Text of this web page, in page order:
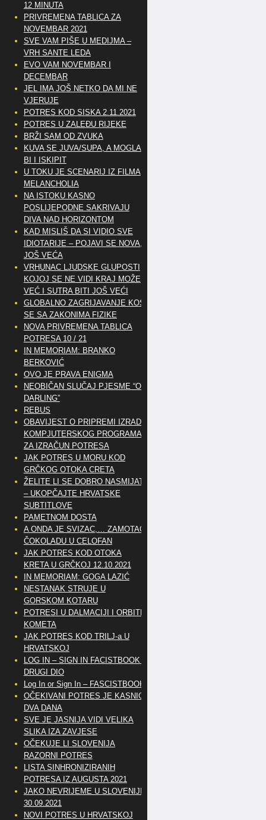
12 MINUTA
PRIVREMENA TABLICA ZA
NOVEMBAR 2021
SVE VAM PIŠE U MEDIJMA –
VRH SANTE LEDA
EVO VAM NOVEMBAR I
DECEMBAR
JEL IMA JOŠ NETKO DA MI NE
VJERUJE
POTRES KOD SISKA 2.11.2021
POTRES U ZALEĐU RIJEKE
BRŽI SAM OD ZVUKA
KUVA SE JUVA/SUPA, A MOGLA
BI I ISKIPIT
U TOKU JE SCENARIJ IZ FILMA
MELANCHOLIA
NA ISTOKU KASNO
POSLIJEPODNE SAKRIVAJU
DIVA NAD HORIZONTOM
KAD MISLIŠ DA SI VIDIO SVE
IDIOTARIJE – POJAVI SE NOVA,..
JOŠ VEĆA
VRHUNAC LJUDSKE GLUPOSTI
KOJOJ SE NE VIDI KRAJ MOŽE
VEĆ I SUTRA BITI JOŠ VEĆI
GLOBALNO ZAGRIJAVANJE KOSI
SE SA ZAKONIMA FIZIKE
NOVA PRIVREMENA TABLICA
POTRESA 10 / 21
IN MEMORIAM: BRANKO
BERKOVIĆ
OVO JE PRAVA ENIGMA
NEOBIČAN SLUČAJ PJESME “OH
DARLING”
REBUS
OBAVIJEST O PRIPREMI IZRADE
KOMPJUTERSKOG PROGRAMA
ZA IZRAČUN POTRESA
JAK POTRES U MORU KOD
GRČKOG OTOKA CRETA
ŽELITE LI SE DOBRO NASMIJATI
– UKOPČAJTE HRVATSKE
SUBTITLOVE
PAMETNOM DOSTA
A ONDA JE SVIZAC,… ZAMOTAO
ČOKOLADU U CELOFAN
JAK POTRES KOD OTOKA
KRETA U GRČKOJ 12.10.2021
IN MEMORIAM: GOGA LAZIĆ
NESTANAK STRUJE U
GORSKOM KOTARU
POTRESI U DALMACIJI I ORBITE
KOMETA
JAK POTRES KOD TRILJ-a U
HRVATSKOJ
LOG IN – SIGN IN FACISTBOOK –
DRUGI DIO
Log In or Sign In – FASCISTBOOK
OČEKIVANI POTRES JE KASNIO
DVA DANA
SVE JE JASNIJA VIDI VELIKA
SLIKA IZA ZAVJESE
OČEKUJE LI SLOVENIJA
RAZORNI POTRES
LISTA SINHRONIZIRANIH
POTRESA IZ AUGUSTA 2021
JAKO NEVRIJEME U SLOVENIJI
30.09.2021
NOVI POTRES U HRVATSKOJ